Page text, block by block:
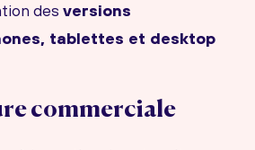
des versions
tablettes et desktop
commerciale